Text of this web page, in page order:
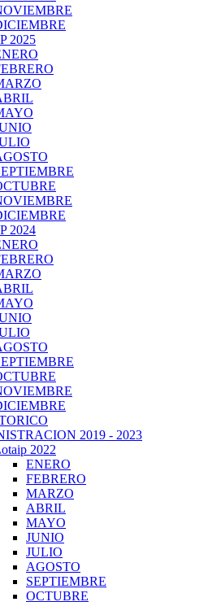
2025
2024
2019 - 2023
2022
ENERO
FEBRERO
MARZO
ABRIL
MAYO
JUNIO
JULIO
AGOSTO
SEPTIEMBRE
OCTUBRE